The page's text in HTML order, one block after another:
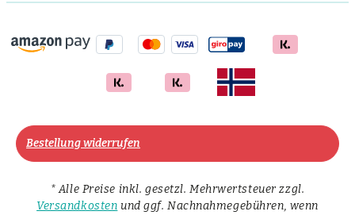
Bestellung widerrufen
* Alle Preise inkl. gesetzl. Mehrwertsteuer zzgl.
Versandkosten und ggf. Nachnahmegebühren, wenn